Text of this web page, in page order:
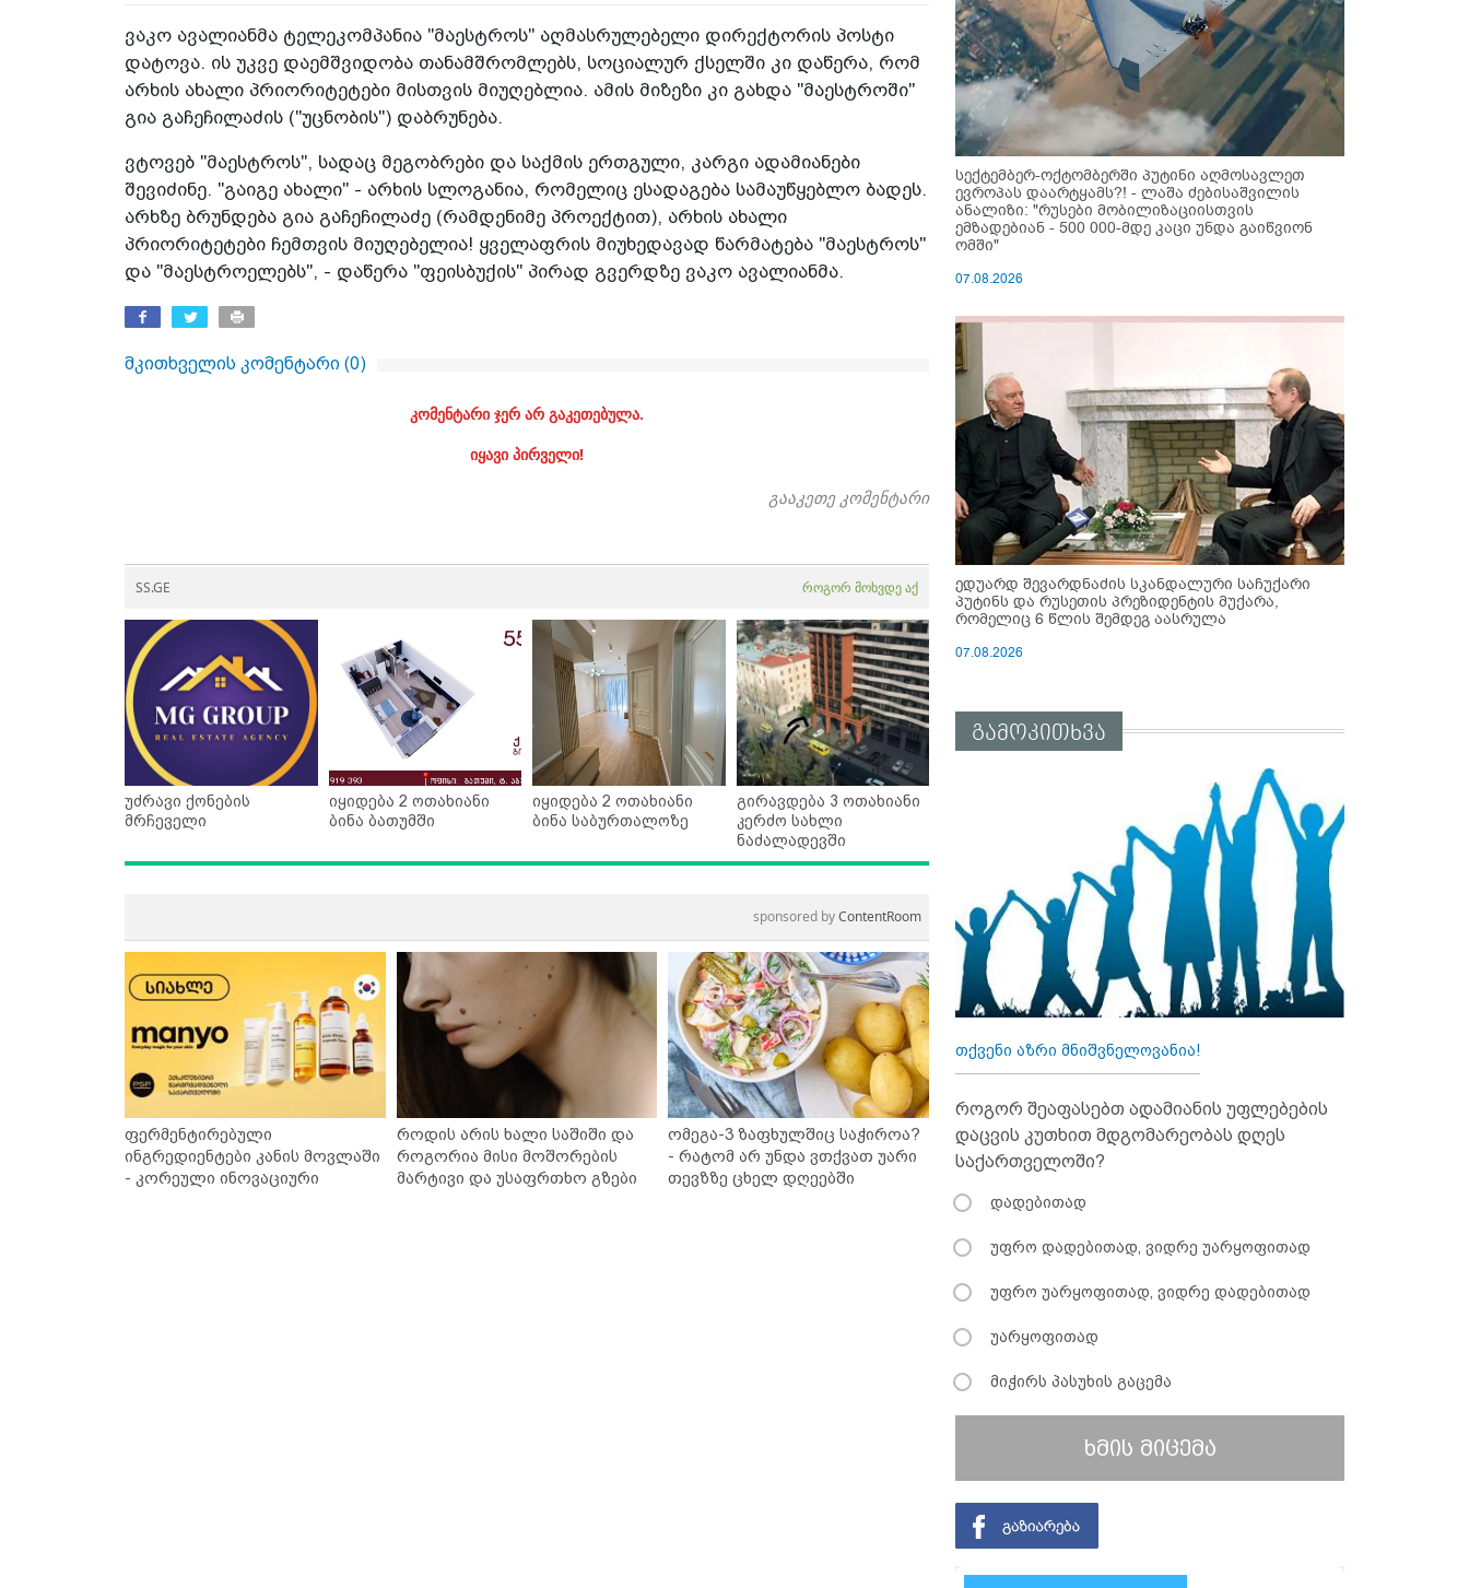
ვაკო ავალიანმა ტელეკომპანია "მაესტროს" აღმასრულებელი დირექტორის პოსტი
დატოვა. ის უკვე დაემშვიდობა თანამშრომლებს, სოციალურ ქსელში კი დაწერა, რომ
არხის ახალი პრიორიტეტები მისთვის მიუღებლია. ამის მიზეზი კი გახდა "მაესტროში"
გია გაჩეჩილაძის ("უცნობის") დაბრუნება.
ვტოვებ "მაესტროს", სადაც მეგობრები და საქმის ერთგული, კარგი ადამიანები
შევიძინე. "გაიგე ახალი" - არხის სლოგანია, რომელიც ესადაგება სამაუწყებლო ბადეს.
არხზე ბრუნდება გია გაჩეჩილაძე (რამდენიმე პროექტით), არხის ახალი
პრიორიტეტები ჩემთვის მიუღებელია! ყველაფრის მიუხედავად წარმატება "მაესტროს"
და "მაესტროელებს", - დაწერა "ფეისბუქის" პირად გვერდზე ვაკო ავალიანმა.
მკითხველის კომენტარი (0)
კომენტარი ჯერ არ გაკეთებულა.
იყავი პირველი!
გააკეთე კომენტარი
SS.GE როგორ მოხვდე აქ
უძრავი ქონების
მრჩეველი
იყიდება 2 ოთახიანი
ბინა ბათუმში
იყიდება 2 ოთახიანი
ბინა საბურთალოზე
გირავდება 3 ოთახიანი
კერძო სახლი
ნაძალადევში
sponsored byContentRoom
ფერმენტირებული
ინგრედიენტები კანის მოვლაში
- კორეული ინოვაციური
როდის არის ხალი საშიში და
როგორია მისი მოშორების
მარტივი და უსაფრთხო გზები
ომეგა-3 ზაფხულშიც საჭიროა?
- რატომ არ უნდა ვთქვათ უარი
თევზზე ცხელ დღეებში
სექტემბერ-ოქტომბერში პუტინი აღმოსავლეთ
ევროპას დაარტყამს?! - ლაშა ძებისაშვილის
ანალიზი: "რუსები მობი­ლიზაციისთვის
ემზადებიან - 500 000-მდე კაცი უნდა გაიწვიონ
ომში"
07.08.2026
ედუარდ შევარდნაძის სკანდალური საჩუქარი
პუტინს და რუსეთის პრეზიდენტის მუქარა,
რომელიც 6 წლის შემდეგ აასრულა
07.08.2026
გამოკითხვა
თქვენი აზრი მნიშვნელოვანია!
როგორ შეაფასებთ ადამიანის უფლებების
დაცვის კუთხით მდგომარეობას დღეს
საქართველოში?
დადებითად
უფრო დადებითად, ვიდრე უარყოფითად
უფრო უარყოფითად, ვიდრე დადებითად
უარყოფითად
მიჭირს პასუხის გაცემა
ხმის მიცემა